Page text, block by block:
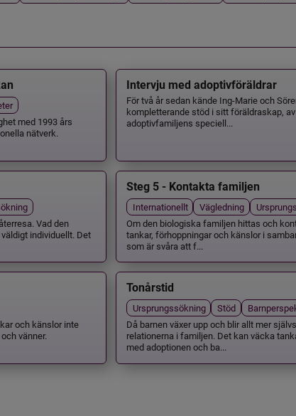
med 1993 års
nätverk.
Intervju med adoptivföräldrar
För två år sedan kände Ing-Marie och
kompletterande stöd i sitt föräldraskap,
adoptivfamiljens speciell...
Vad den
individuellt. Det
Steg 5 - Kontakta familjen
Internationellt Vägledning
Om den biologiska familjen hittas och
tankar, förhoppningar och känslor i
som är svåra att f...
och känslor inte
vänner.
Tonårstid
Ursprungssökning Stöd
Då barnen växer upp och blir allt mer
relationerna i familjen. Det kan väcka
med adoptionen och ba...